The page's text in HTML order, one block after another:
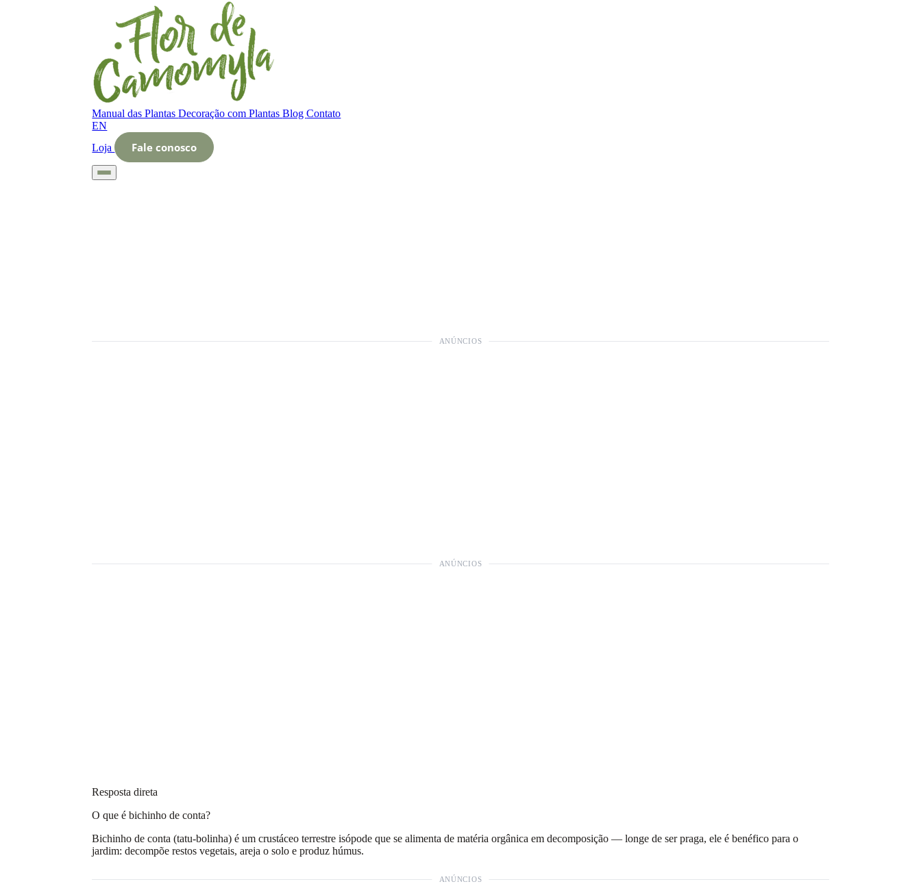
Manual das PlantasDecoração com PlantasBlogContato
EN
Loja
Fale conosco
ANÚNCIOS
ANÚNCIOS
Resposta direta
O que é bichinho de conta?
Bichinho de conta (tatu-bolinha) é um crustáceo terrestre isópode que se alimenta de matéria orgânica em decomposição — longe de ser praga, ele é benéfico para o
jardim: decompõe restos vegetais, areja o solo e produz húmus.
ANÚNCIOS